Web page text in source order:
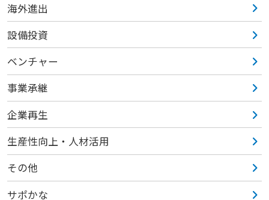
海外進出
設備投資
ベンチャー
事業承継
企業再生
生産性向上・人材活用
その他
サポかな